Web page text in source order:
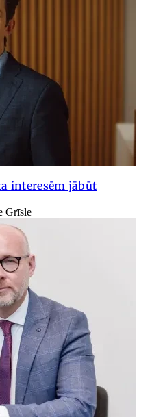
interesēm jābūt
Grīsle